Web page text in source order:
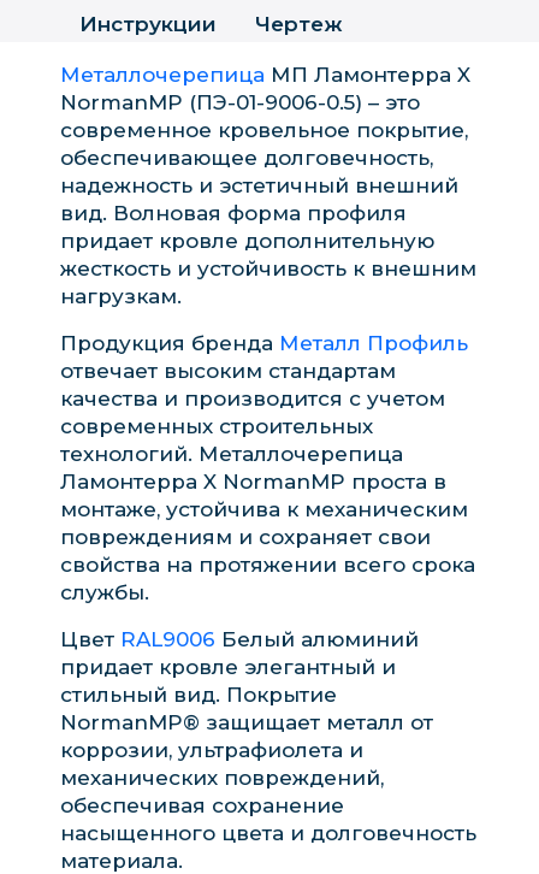
Инструкции
Чертеж
Металлочерепица МП Ламонтерра X
NormanMP (ПЭ-01-9006-0.5) – это
современное кровельное покрытие,
обеспечивающее долговечность,
надежность и эстетичный внешний
вид. Волновая форма профиля
придает кровле дополнительную
жесткость и устойчивость к внешним
нагрузкам.
Продукция бренда Металл Профиль
отвечает высоким стандартам
качества и производится с учетом
современных строительных
технологий. Металлочерепица
Ламонтерра X NormanMP проста в
монтаже, устойчива к механическим
повреждениям и сохраняет свои
свойства на протяжении всего срока
службы.
Цвет RAL9006 Белый алюминий
придает кровле элегантный и
стильный вид. Покрытие
NormanMP® защищает металл от
коррозии, ультрафиолета и
механических повреждений,
обеспечивая сохранение
насыщенного цвета и долговечность
материала.